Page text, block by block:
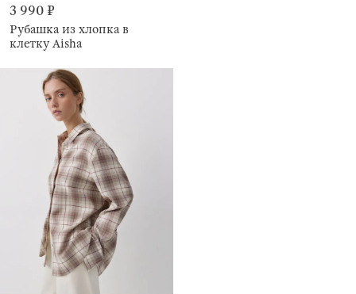
3 990 ₽
Рубашка из хлопка в
клетку Aisha